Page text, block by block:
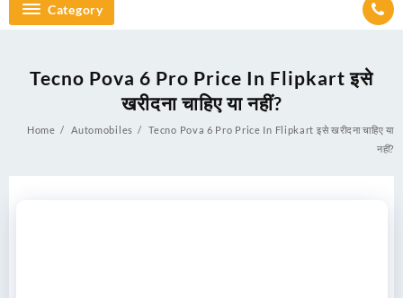
Category
Tecno Pova 6 Pro Price In Flipkart इसे
खरीदना चाहिए या नहीं?
Home Automobiles
Tecno Pova 6 Pro Price In Flipkart इसे खरीदना चाहिए या
नहीं?